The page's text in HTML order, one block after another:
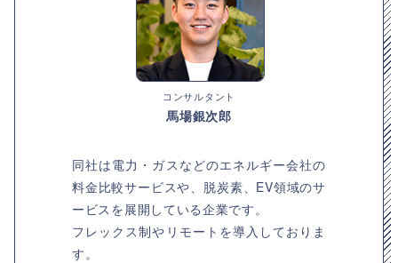
コンサルタント
馬場銀次郎
同社は電力・ガスなどのエネルギー会社の
料金比較サービスや、脱炭素、EV領域のサ
ービスを展開している企業です。
フレックス制やリモートを導入しておりま
す。